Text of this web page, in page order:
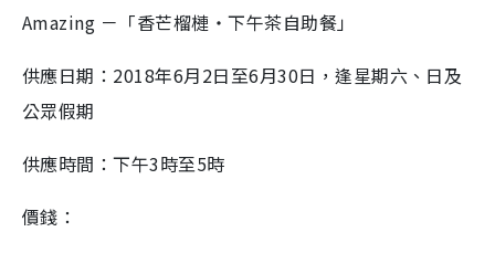
Amazing －「香芒榴槤‧下午茶自助餐」
供應日期：2018年6月2日至6月30日，逢星期六、日及
公眾假期
供應時間：下午3時至5時
價錢：